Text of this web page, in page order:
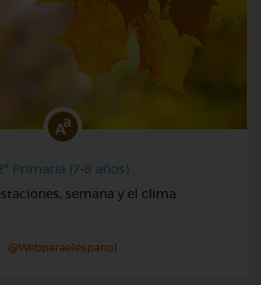
Primaria (7-8 años)
semana y el clima
@Webparaelespanol